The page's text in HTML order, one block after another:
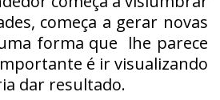
começa a gerar novas
forma que lhe parece
é ir visualizando
dar resultado.